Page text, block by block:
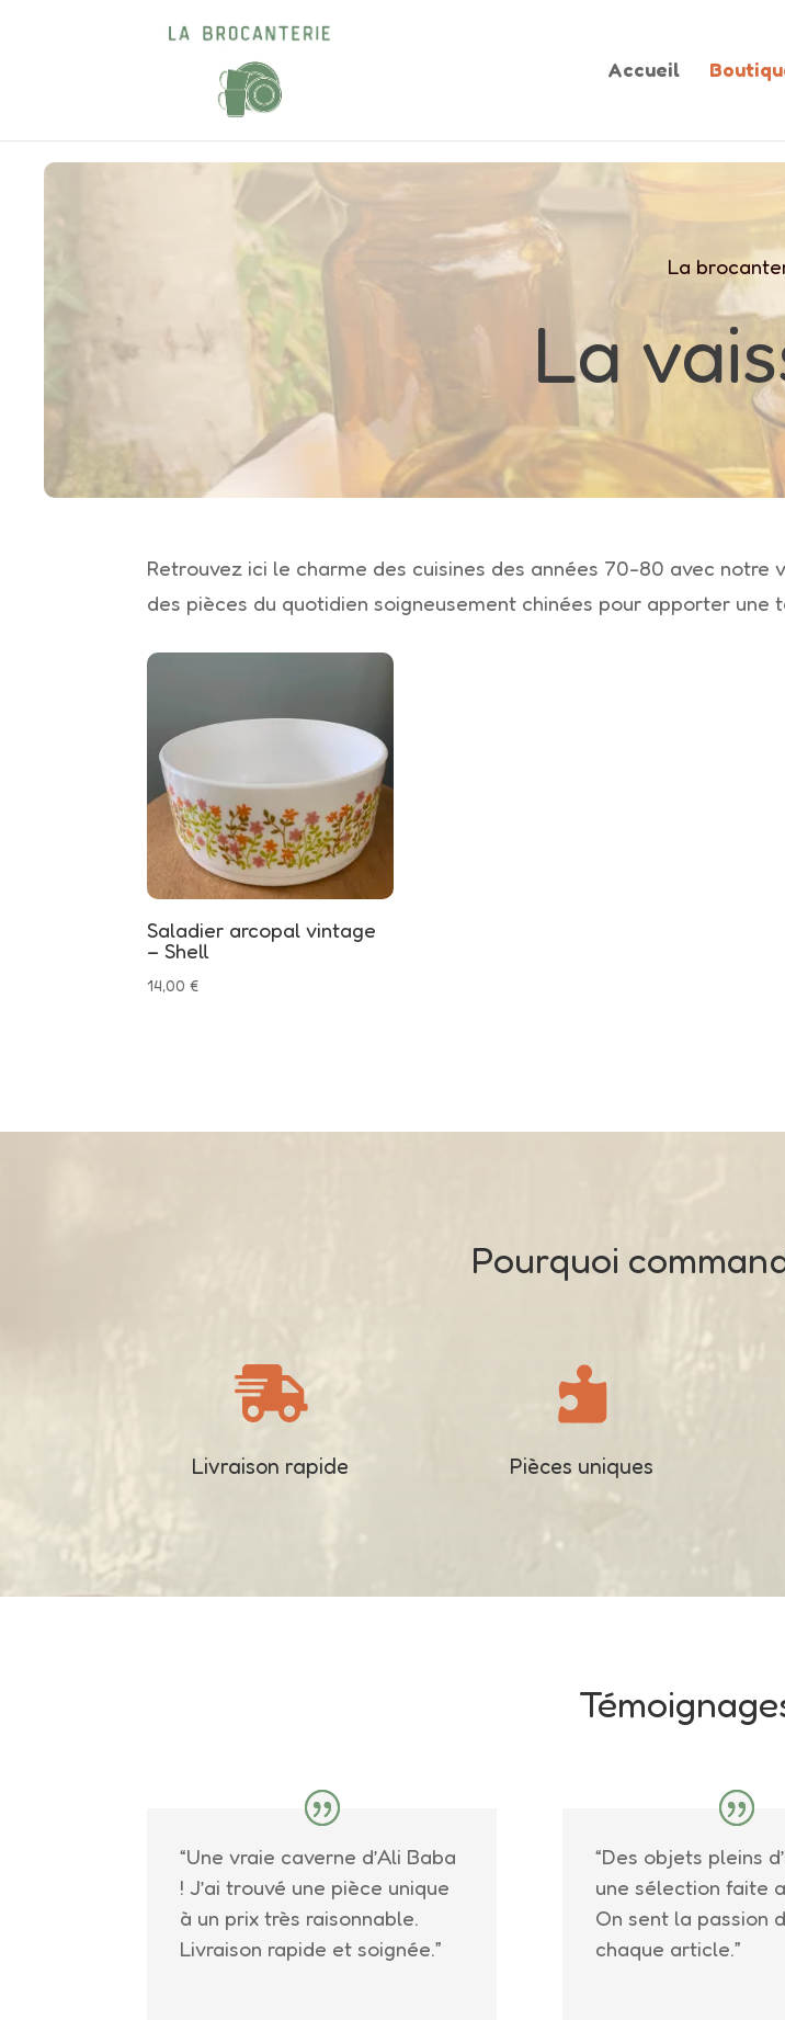
Accueil
La
La
Retrouvez ici le charme des cuisines des années 70-80 avec
des pièces du quotidien soigneusement chinées pour apporter
Saladier arcopal vintage
– Shell
14,00€
Pourquoi

Livraison rapide

Pièces uniques
“Une vraie caverne d’Ali Baba
! J’ai trouvé une pièce unique
à un prix très raisonnable.
Livraison rapide et soignée.”
“Des objets pleins
une sélection faite
On sent la passion
chaque article.”